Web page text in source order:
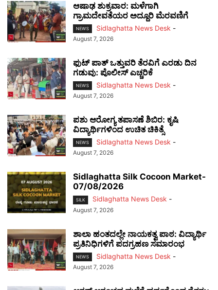
ಆಷಾಢ ಶುಕ್ರವಾರ: ಮಳೆಗಾಗಿ
ಗ್ರಾಮದೇವತೆಯರ ಅದ್ದೂರಿ ಮೆರವಣಿಗೆ
NEWS Sidlaghatta News Desk -
August 7, 2026
ಫುಟ್‌ ಪಾತ್ ಒತ್ತುವರಿ ತೆರವಿಗೆ ಎರಡು ದಿನ
ಗಡುವು: ಪೊಲೀಸ್ ಎಚ್ಚರಿಕೆ
NEWS Sidlaghatta News Desk -
August 7, 2026
ಪಶು ಆರೋಗ್ಯ ತಪಾಸಣೆ ಶಿಬಿರ: ಕೃಷಿ
ವಿದ್ಯಾರ್ಥಿಗಳಿಂದ ಉಚಿತ ಚಿಕಿತ್ಸೆ
NEWS Sidlaghatta News Desk -
August 7, 2026
Sidlaghatta Silk Cocoon Market-
07/08/2026
SILK Sidlaghatta News Desk -
August 7, 2026
ಶಾಲಾ ಹಂತದಲ್ಲೇ ನಾಯಕತ್ವ ಪಾಠ: ವಿದ್ಯಾರ್ಥಿ
ಪ್ರತಿನಿಧಿಗಳಿಗೆ ಪದಗ್ರಹಣ ಸಮಾರಂಭ
NEWS Sidlaghatta News Desk -
August 7, 2026